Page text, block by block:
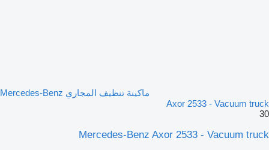
ماكينة تنظيف المجاري Mercedes-Benz
Axor 2533 - Vacuum truck
30
Mercedes-Benz Axor 2533 - Vacuum truck